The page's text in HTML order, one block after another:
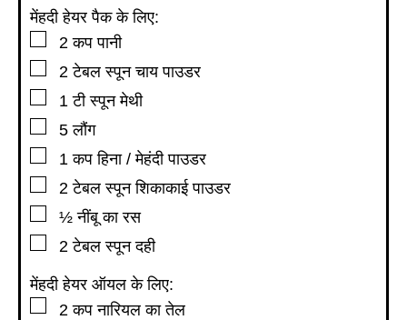
मेंहदी हेयर पैक के लिए:
▢
2 कप पानी
▢
2 टेबल स्पून चाय पाउडर
▢
1 टी स्पून मेथी
▢
5 लौंग
▢
1 कप हिना / मेहंदी पाउडर
▢
2 टेबल स्पून शिकाकाई पाउडर
▢
½ नींबू का रस
▢
2 टेबल स्पून दही
मेंहदी हेयर ऑयल के लिए:
▢
2 कप नारियल का तेल